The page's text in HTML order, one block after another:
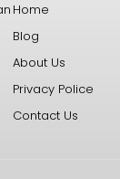
Home
Blog
About Us
Privacy Police
Contact Us